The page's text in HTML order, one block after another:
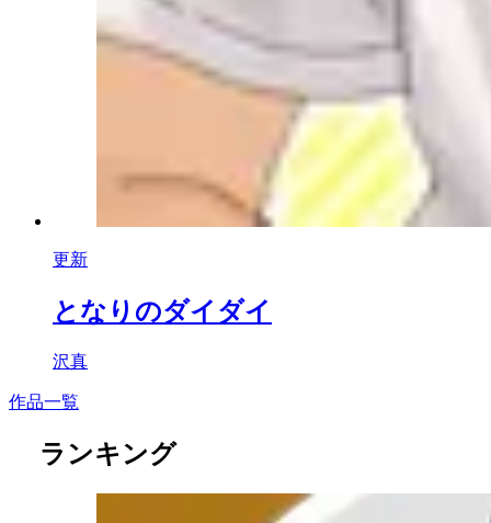
更新
となりのダイダイ
沢真
作品一覧
ランキング